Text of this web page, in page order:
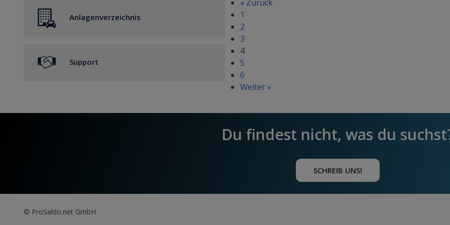
Umsatz Anlagenverzeichnis
Support
« Zurück
1
2
3
4
5
6
Weiter »
Du findest nicht, was du
SCHREIB UNS!
© ProSaldo.net GmbH